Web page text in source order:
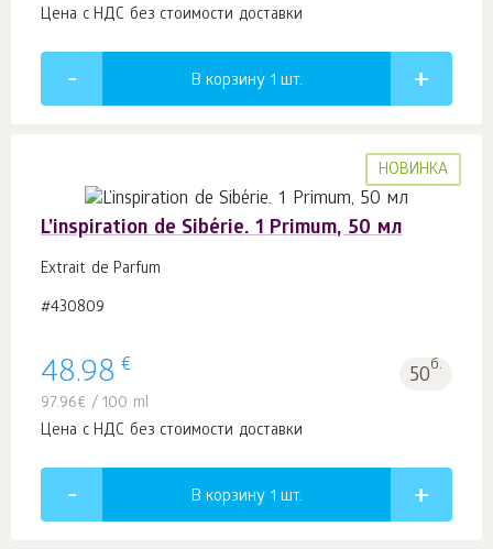
Цена с НДС без стоимости доставки
В корзину 1 шт.
НОВИНКА
L’inspiration de Sibérie. 1 Primum, 50 мл
Extrait de Parfum
#430809
48.98 € 50б.
97.96€ / 100 ml
Цена с НДС без стоимости доставки
В корзину 1 шт.